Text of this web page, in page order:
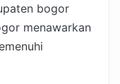
bogor
menawarkan